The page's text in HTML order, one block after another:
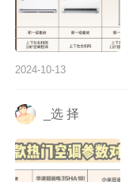
2024-10-13
_选 择